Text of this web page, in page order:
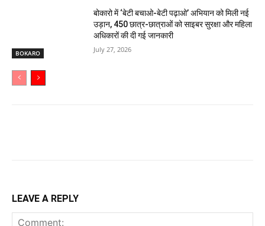
BOKARO
बोकारो में ‘बेटी बचाओ-बेटी पढ़ाओ’ अभियान को मिली नई
उड़ान, 450 छात्र-छात्राओं को साइबर सुरक्षा और महिला
अधिकारों की दी गई जानकारी
July 27, 2026
LEAVE A REPLY